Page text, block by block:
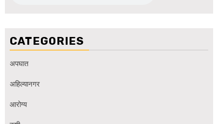
CATEGORIES
अपघात
अहिल्यानगर
आरोग्य